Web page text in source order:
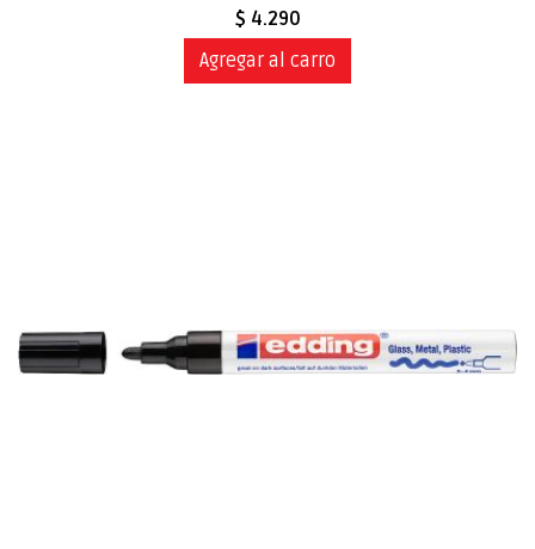
$ 4.290
Agregar al carro